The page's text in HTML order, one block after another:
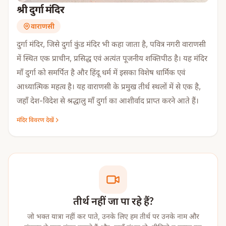
श्री दुर्गा मंदिर
वाराणसी
दुर्गा मंदिर, जिसे दुर्गा कुंड मंदिर भी कहा जाता है, पवित्र नगरी वाराणसी
में स्थित एक प्राचीन, प्रसिद्ध एवं अत्यंत पूजनीय शक्तिपीठ है। यह मंदिर
माँ दुर्गा को समर्पित है और हिंदू धर्म में इसका विशेष धार्मिक एवं
आध्यात्मिक महत्व है। यह वाराणसी के प्रमुख तीर्थ स्थलों में से एक है,
जहाँ देश-विदेश से श्रद्धालु माँ दुर्गा का आशीर्वाद प्राप्त करने आते हैं।
मंदिर का इतिहास
विराजमान माँ दुर्गा की प्रतिमा स्वयंभू (स्वयं प्रकट) है, अर्थात् इसे किसी
देवी भागवत पुराण के अध्याय 23 के अनुसार, काशी नरेश की पुत्री
शशिकला और वनवासी राजकुमार सुदर्शन की कथा इस मंदिर की
मंदिर विवरण देखें
तीर्थ नहीं जा पा रहे हैं?
जो भक्त यात्रा नहीं कर पाते, उनके लिए हम तीर्थ पर उनके नाम और